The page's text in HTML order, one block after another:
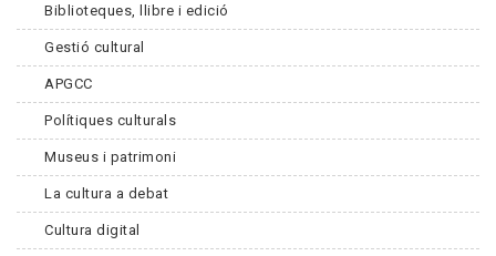
Biblioteques, llibre i edició
Gestió cultural
APGCC
Polítiques culturals
Museus i patrimoni
La cultura a debat
Cultura digital